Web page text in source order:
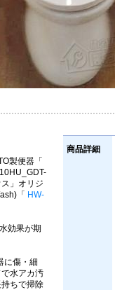
製便器「
」オリジ
「
HW-
効果が期
に傷・細
水アカ汚
ちで掃除
商品詳細